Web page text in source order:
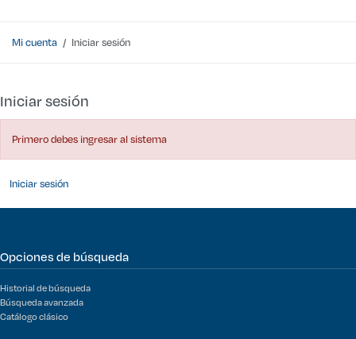
Mi cuenta Iniciar sesión
Iniciar sesión
Primero debes ingresar al sistema
Iniciar sesión
Opciones de búsqueda
Historial de búsqueda
Búsqueda avanzada
Catálogo clásico